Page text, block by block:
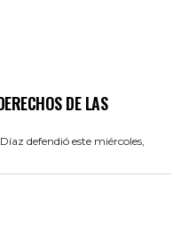
DE LAS
defendió este miércoles,